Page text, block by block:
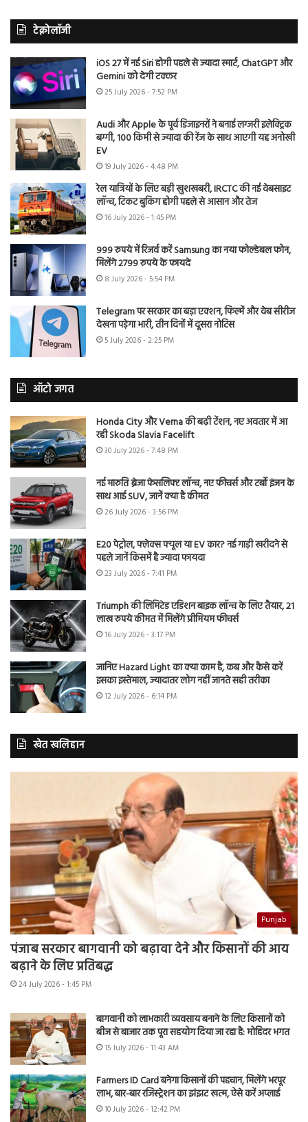
टेक्नोलॉजी
iOS 27 में नई Siri होगी पहले से ज्यादा स्मार्ट, ChatGPT और
Gemini को देगी टक्कर
25 July 2026 - 7:52 PM
Audi और Apple के पूर्व डिजाइनरों ने बनाई लग्जरी इलेक्ट्रिक
बग्गी, 100 किमी से ज्यादा की रेंज के साथ आएगी यह अनोखी
EV
19 July 2026 - 4:48 PM
रेल यात्रियों के लिए बड़ी खुशखबरी, IRCTC की नई वेबसाइट
लॉन्च, टिकट बुकिंग होगी पहले से आसान और तेज
16 July 2026 - 1:45 PM
999 रुपये में रिजर्व करें Samsung का नया फोल्डेबल फोन,
मिलेंगे 2799 रुपये के फायदे
8 July 2026 - 5:54 PM
Telegram पर सरकार का बड़ा एक्शन, फिल्में और वेब सीरीज
देखना पड़ेगा भारी, तीन दिनों में दूसरा नोटिस
5 July 2026 - 2:25 PM
ऑटो जगत
Honda City और Verna की बढ़ी टेंशन, नए अवतार में आ
रही Skoda Slavia Facelift
30 July 2026 - 7:48 PM
नई मारुति ब्रेजा फेसलिफ्ट लॉन्च, नए फीचर्स और टर्बो इंजन के
साथ आई SUV, जानें क्या है कीमत
26 July 2026 - 3:56 PM
E20 पेट्रोल, फ्लेक्स फ्यूल या EV कार? नई गाड़ी खरीदने से
पहले जानें किसमें है ज्यादा फायदा
23 July 2026 - 7:41 PM
Triumph की लिमिटेड एडिशन बाइक लॉन्च के लिए तैयार, 21
लाख रुपये कीमत में मिलेंगे प्रीमियम फीचर्स
16 July 2026 - 3:17 PM
जानिए Hazard Light का क्या काम है, कब और कैसे करें
इसका इस्तेमाल, ज्यादातर लोग नहीं जानते सही तरीका
12 July 2026 - 6:14 PM
खेत खलिहान
Punjab
पंजाब सरकार बागवानी को बढ़ावा देने और किसानों की आय
बढ़ाने के लिए प्रतिबद्ध
24 July 2026 - 1:45 PM
बागवानी को लाभकारी व्यवसाय बनाने के लिए किसानों को
बीज से बाजार तक पूरा सहयोग दिया जा रहा है: मोहिंदर भगत
15 July 2026 - 11:43 AM
Farmers ID Card बनेगा किसानों की पहचान, मिलेंगे भरपूर
लाभ, बार-बार रजिस्ट्रेशन का झंझट खत्म, ऐसे करें अप्लाई
10 July 2026 - 12:42 PM